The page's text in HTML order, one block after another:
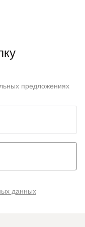
предложениях
данных